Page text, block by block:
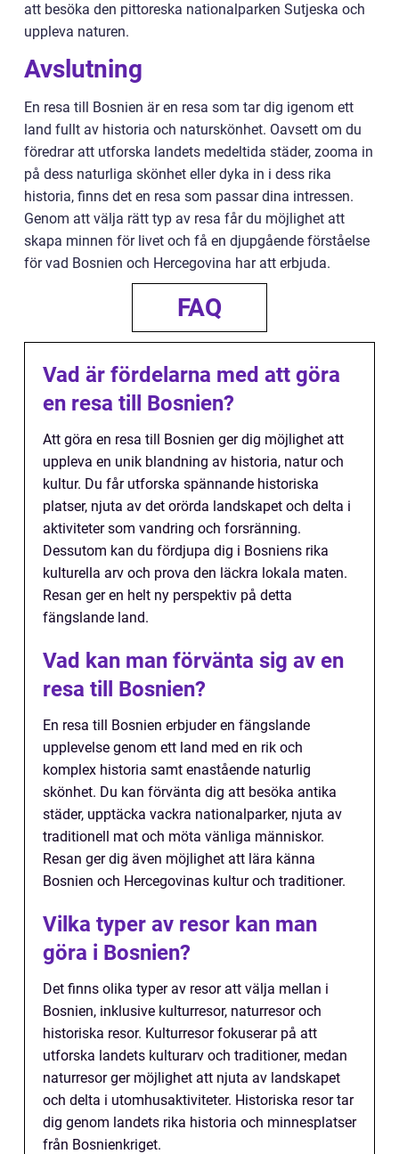
att besöka den pittoreska nationalparken Sutjeska och
uppleva naturen.
Avslutning
En resa till Bosnien är en resa som tar dig igenom ett
land fullt av historia och naturskönhet. Oavsett om du
föredrar att utforska landets medeltida städer, zooma in
på dess naturliga skönhet eller dyka in i dess rika
historia, finns det en resa som passar dina intressen.
Genom att välja rätt typ av resa får du möjlighet att
skapa minnen för livet och få en djupgående förståelse
för vad Bosnien och Hercegovina har att erbjuda.
FAQ
Vad är fördelarna med att göra
en resa till Bosnien?
Att göra en resa till Bosnien ger dig möjlighet att
uppleva en unik blandning av historia, natur och
kultur. Du får utforska spännande historiska
platser, njuta av det orörda landskapet och delta i
aktiviteter som vandring och forsränning.
Dessutom kan du fördjupa dig i Bosniens rika
kulturella arv och prova den läckra lokala maten.
Resan ger en helt ny perspektiv på detta
fängslande land.
Vad kan man förvänta sig av en
resa till Bosnien?
En resa till Bosnien erbjuder en fängslande
upplevelse genom ett land med en rik och
komplex historia samt enastående naturlig
skönhet. Du kan förvänta dig att besöka antika
städer, upptäcka vackra nationalparker, njuta av
traditionell mat och möta vänliga människor.
Resan ger dig även möjlighet att lära känna
Bosnien och Hercegovinas kultur och traditioner.
Vilka typer av resor kan man
göra i Bosnien?
Det finns olika typer av resor att välja mellan i
Bosnien, inklusive kulturresor, naturresor och
historiska resor. Kulturresor fokuserar på att
utforska landets kulturarv och traditioner, medan
naturresor ger möjlighet att njuta av landskapet
och delta i utomhusaktiviteter. Historiska resor tar
dig genom landets rika historia och minnesplatser
från Bosnienkriget.